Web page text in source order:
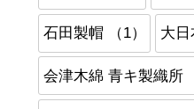
石田製帽 （1） 大日
会津木綿 青キ製織所